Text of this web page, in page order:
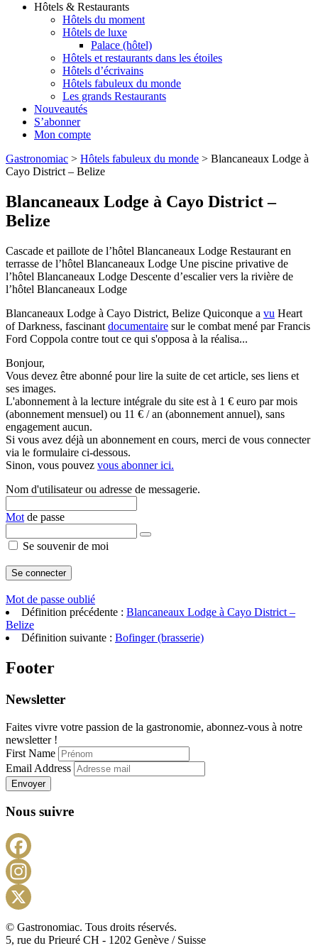
Hôtels & Restaurants
Hôtels du moment
Hôtels de luxe
Palace (hôtel)
Hôtels et restaurants dans les étoiles
Hôtels d’écrivains
Hôtels fabuleux du monde
Les grands Restaurants
Nouveautés
S’abonner
Mon compte
Gastronomiac > Hôtels fabuleux du monde > Blancaneaux Lodge à
Cayo District – Belize
Blancaneaux Lodge à Cayo District –
Belize
Cascade et paillote de l’hôtel Blancaneaux Lodge Restaurant en
terrasse de l’hôtel Blancaneaux Lodge Une piscine privative de
l’hôtel Blancaneaux Lodge Descente d’escalier vers la rivière de
l’hôtel Blancaneaux Lodge
Blancaneaux Lodge à Cayo District, Belize Quiconque a vu Heart
of Darkness, fascinant documentaire sur le combat mené par Francis
Ford Coppola contre tout ce qui s'opposa à la réalisa...
Bonjour,
Vous devez être abonné pour lire la suite de cet article, ses liens et
ses images.
L'abonnement à la lecture intégrale du site est à 1 € euro par mois
(abonnement mensuel) ou 11 € / an (abonnement annuel), sans
engagement aucun.
Si vous avez déjà un abonnement en cours, merci de vous connecter
via le formulaire ci-dessous.
Sinon, vous pouvez vous abonner ici.
Nom d'utilisateur ou adresse de messagerie.
Mot de passe
Se souvenir de moi
Mot de passe oublié
Définition précédente : Blancaneaux Lodge à Cayo District –
Belize
Définition suivante : Bofinger (brasserie)
Footer
Newsletter
Faites vivre votre passion de la gastronomie, abonnez-vous à notre
newsletter !
First Name
Email Address
Envoyer
Nous suivre
X
© Gastronomiac. Tous droits réservés.
5, rue du Prieuré CH - 1202 Genève / Suisse